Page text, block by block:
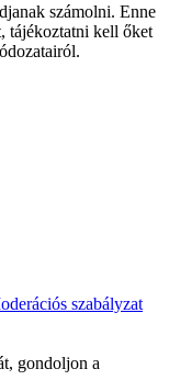
számolni. Enne
tájékoztatni kell őket
szabályzat
gondoljon a